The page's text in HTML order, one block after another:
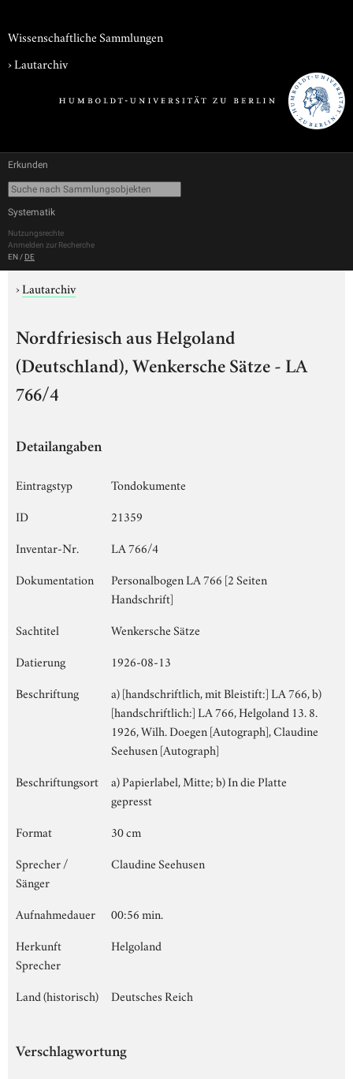
Wissenschaftliche Sammlungen
›Lautarchiv
Erkunden
Systematik
Nutzungsrechte
Anmelden zur Recherche
EN / DE
›Lautarchiv
Nordfriesisch aus Helgoland
(Deutschland), Wenkersche Sätze - LA
766/4
Detailangaben
Eintragstyp
Tondokumente
ID
21359
Inventar-Nr.
LA 766/4
Dokumentation
Personalbogen LA 766 [2 Seiten
Handschrift]
Sachtitel
Wenkersche Sätze
Datierung
1926-08-13
Beschriftung
a) [handschriftlich, mit Bleistift:] LA 766, b)
[handschriftlich:] LA 766, Helgoland 13. 8.
1926, Wilh. Doegen [Autograph], Claudine
Seehusen [Autograph]
Beschriftungsort
a) Papierlabel, Mitte; b) In die Platte
gepresst
Format
30 cm
Sprecher /
Sänger
Claudine Seehusen
Aufnahmedauer
00:56 min.
Herkunft
Sprecher
Helgoland
Land (historisch) Deutsches Reich
Verschlagwortung